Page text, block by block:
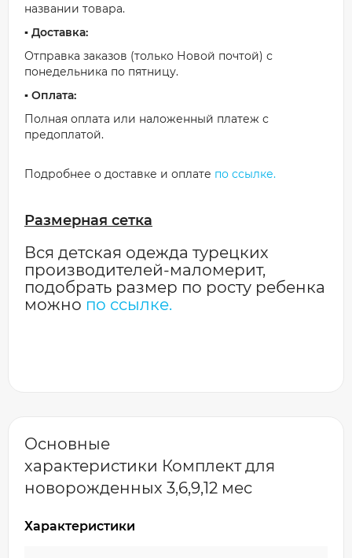
названии товара.
▪️ Доставка:
Отправка заказов (только Новой почтой) с
понедельника по пятницу.
▪️ Оплата:
Полная оплата или наложенный платеж с
предоплатой.
Подробнее о доставке и оплате по ссылке.
Размерная сетка
Вся детская одежда турецких
производителей-маломерит,
подобрать размер по росту ребенка
можно по ссылке.
Основные
характеристики Комплект для
новорожденных 3,6,9,12 мес
Характеристики